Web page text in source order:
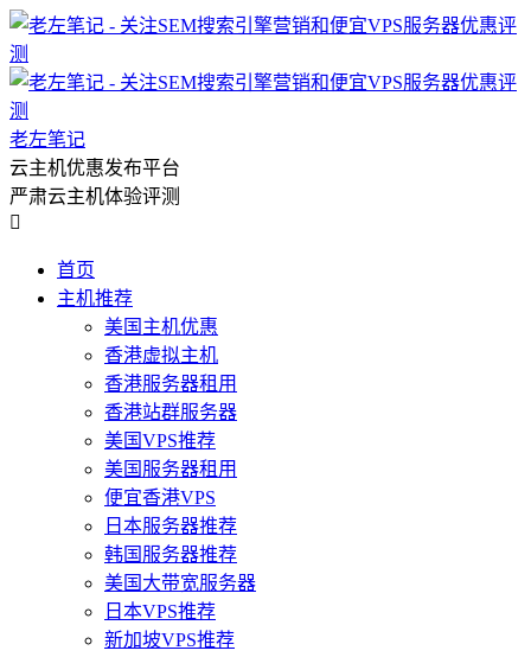
老左笔记
云主机优惠发布平台
严肃云主机体验评测

首页
主机推荐
美国主机优惠
香港虚拟主机
香港服务器租用
香港站群服务器
美国VPS推荐
美国服务器租用
便宜香港VPS
日本服务器推荐
韩国服务器推荐
美国大带宽服务器
日本VPS推荐
新加坡VPS推荐